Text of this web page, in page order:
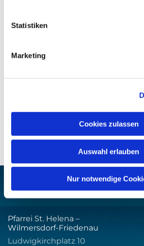
Statistiken
Marketing
Cookies zulassen
Auswahl erlauben
Nur notwendige
Pfarrei St. Helena –
Wilmersdorf-Friedenau
Ludwigkirchplatz 10